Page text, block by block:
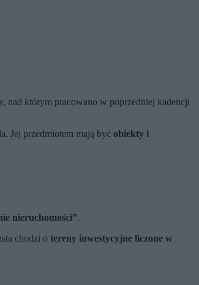
nad którym pracowano w poprzedniej kadencji
Jej przedmiotem mają być obiekty i
nieruchomości”.
chodzi o tereny inwestycyjne liczone w